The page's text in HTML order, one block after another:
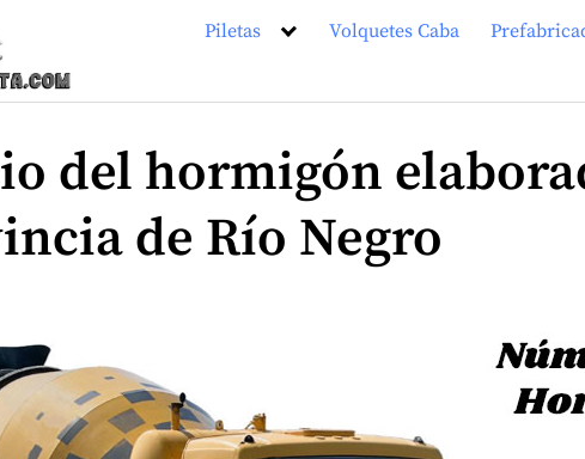
Piletas Volquetes Caba
del hormigón
de Río Negro